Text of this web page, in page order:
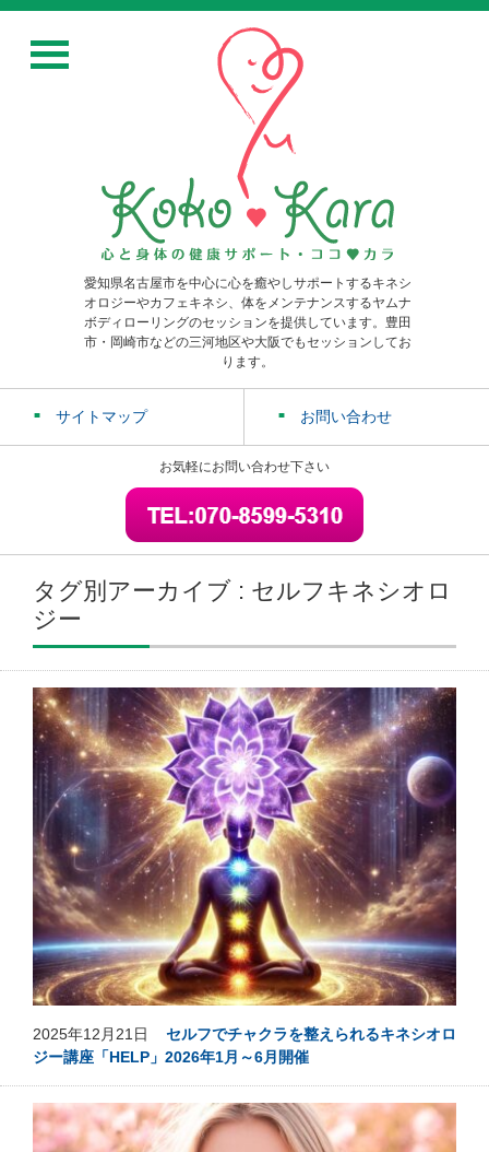
愛知県名古屋市を中心に心を癒やしサポートするキネシ
オロジーやカフェキネシ、体をメンテナンスするヤムナ
ボディローリングのセッションを提供しています。豊田
市・岡崎市などの三河地区や大阪でもセッションしてお
ります。
サイトマップ お問い合わせ
お気軽にお問い合わせ下さい
タグ別アーカイブ : セルフキネシオロ
ジー
2025年12月21日 セルフでチャクラを整えられるキネシオロ
ジー講座「HELP」2026年1月～6月開催